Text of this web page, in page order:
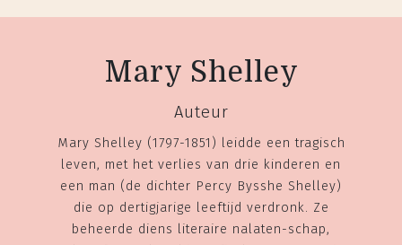
Mary Shelley
Auteur
Mary Shelley (1797-1851) leidde een tragisch
leven, met het verlies van drie kinderen en
een man (de dichter Percy Bysshe Shelley)
die op dertigjarige leeftijd verdronk. Ze
beheerde diens literaire nalaten-schap,